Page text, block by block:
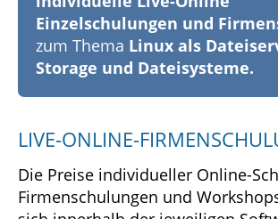
Einzelschulungen und
zum Thema Linux als
Storage und Dateisysteme.
LIVE-ONLINE-
Die Preise individueller Online-
Firmenschulungen und